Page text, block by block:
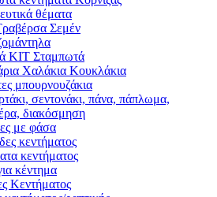
θέματα
Σεμέν
KIT Σταμπωτά
Χαλάκια Κουκλάκια
μπουρνουζάκια
σεντονάκι, πάνα, πάπλωμα,
διακόσμηση
με φάσα
κεντήματος
κεντήματος
κέντημα
Κεντήματος